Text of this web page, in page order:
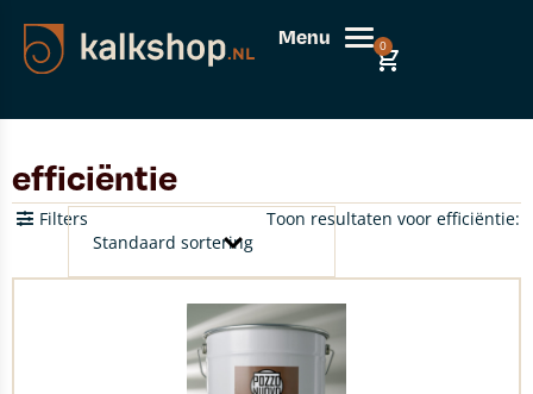
Menu 0
efficiëntie
Toon resultaten voor efficiëntie:
Filters